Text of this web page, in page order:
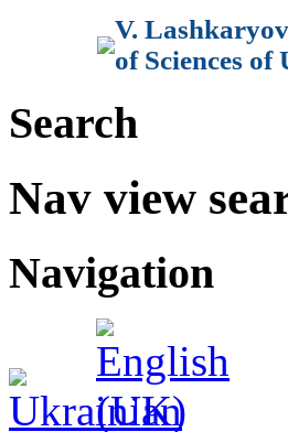
V.
of Sciences of
Search
Nav view
Navigation